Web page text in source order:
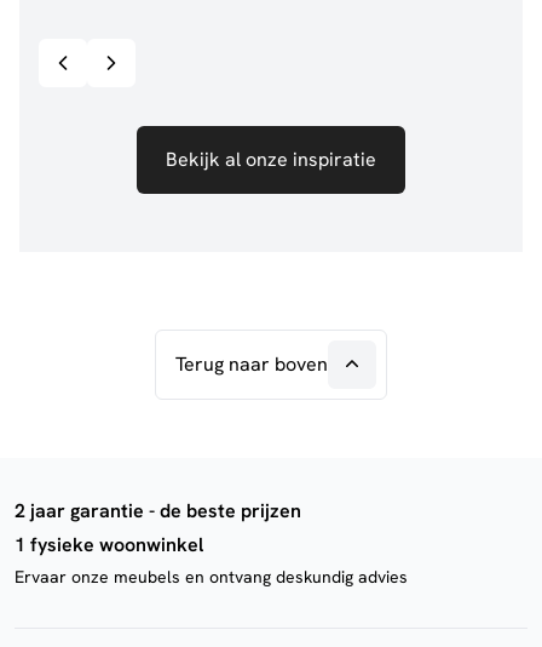
Bekijk al onze inspiratie
Terug naar boven
2 jaar garantie - de beste prijzen
1 fysieke woonwinkel
Ervaar onze meubels en ontvang deskundig advies